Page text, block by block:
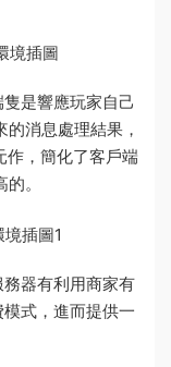
是響應玩家自己
的消息處理結果，
作，簡化了客戶端
。
器有利用商家有
式，進而提供一